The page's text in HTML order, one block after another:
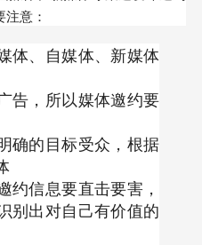
意：
体、自媒体、新媒体
告，所以媒体邀约要
确的目标受众，根据
约信息要直击要害，
别出对自己有价值的